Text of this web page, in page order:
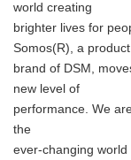
world creating
brighter lives for
Somos(R), a product
brand of DSM,
new level of
performance. We
the
ever-changing